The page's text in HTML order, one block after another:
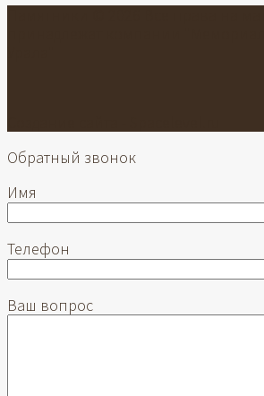
Обратный звонок
Имя
Телефон
Ваш вопрос